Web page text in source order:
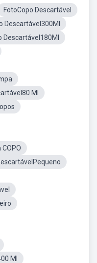
FotoCopo Descartável
Descartável300Ml
Descartável180Ml
Ml
Ml